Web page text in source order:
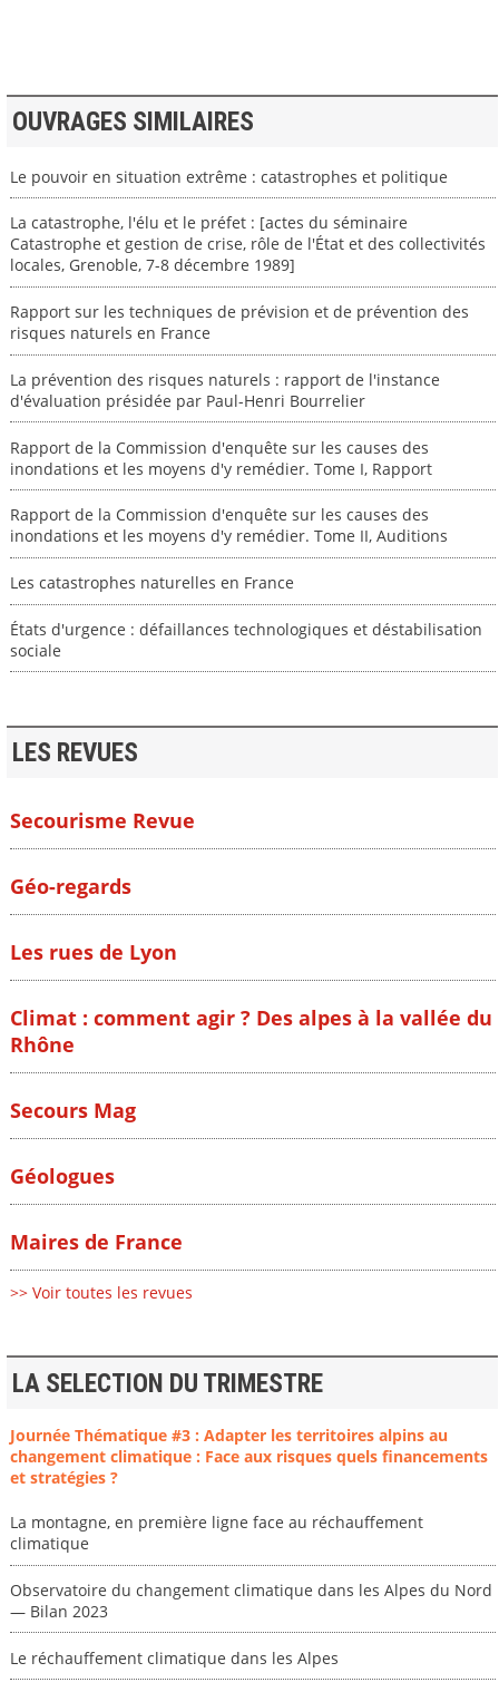
OUVRAGES SIMILAIRES
Le pouvoir en situation extrême : catastrophes et politique
La catastrophe, l'élu et le préfet : [actes du séminaire
Catastrophe et gestion de crise, rôle de l'État et des collectivités
locales, Grenoble, 7-8 décembre 1989]
Rapport sur les techniques de prévision et de prévention des
risques naturels en France
La prévention des risques naturels : rapport de l'instance
d'évaluation présidée par Paul-Henri Bourrelier
Rapport de la Commission d'enquête sur les causes des
inondations et les moyens d'y remédier. Tome I, Rapport
Rapport de la Commission d'enquête sur les causes des
inondations et les moyens d'y remédier. Tome II, Auditions
Les catastrophes naturelles en France
États d'urgence : défaillances technologiques et déstabilisation
sociale
LES REVUES
Secourisme Revue
Géo-regards
Les rues de Lyon
Climat : comment agir ? Des alpes à la vallée du
Rhône
Secours Mag
Géologues
Maires de France
>> Voir toutes les revues
LA SELECTION DU TRIMESTRE
Journée Thématique #3 : Adapter les territoires alpins au
changement climatique : Face aux risques quels financements
et stratégies ?
La montagne, en première ligne face au réchauffement
climatique
Observatoire du changement climatique dans les Alpes du Nord
— Bilan 2023
Le réchauffement climatique dans les Alpes